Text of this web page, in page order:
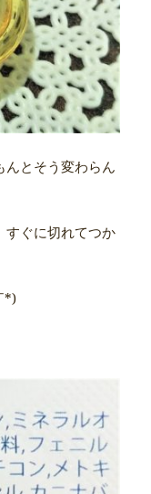
んとそう変わらん
すぐに切れてつか
*)